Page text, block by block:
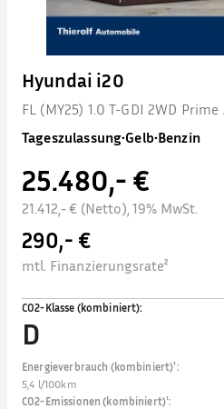
Hyundai i20
FL (MY25) 1.0 T-GDI 2WD
Tageszulassung•Gelb•Benzin
25.480,- €
21.412,- € (Netto), 19% MwSt.
290,- €
mtl. Finanzierungsrate²
CO2-Klasse (kombiniert):
D
Energieverbrauch (kombiniert)¹:
5,4 l/100km
CO2-Emissionen (kombiniert)¹: